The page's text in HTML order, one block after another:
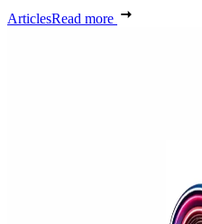
ArticlesRead more